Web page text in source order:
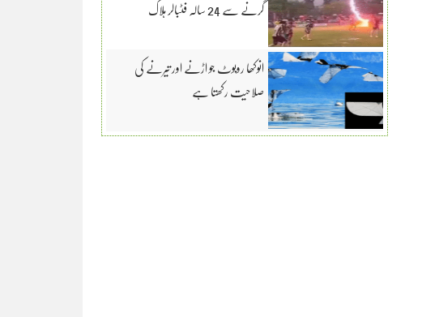
گرنے سے 24 سالہ فٹبالر ہلاک
انوکھا روبوٹ جو اڑنے اور تیرنے کی
صلاحیت رکھتا ہے